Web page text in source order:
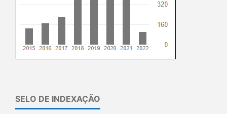
SELO DE INDEXAÇÃO